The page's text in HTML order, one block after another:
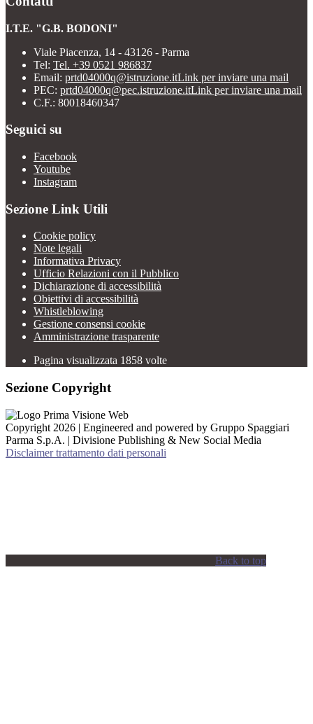
I.T.E. "G.B. BODONI"
Viale Piacenza, 14 - 43126 - Parma
Tel: Tel. +39 0521 986837
Email: prtd04000q@istruzione.itLink per inviare una mail
PEC: prtd04000q@pec.istruzione.itLink per inviare una mail
C.F.: 80018460347
Seguici su
Facebook
Youtube
Instagram
Sezione Link Utili
Cookie policy
Note legali
Informativa Privacy
Ufficio Relazioni con il Pubblico
Dichiarazione di accessibilità
Obiettivi di accessibilità
Whistleblowing
Gestione consensi cookie
Amministrazione trasparente
Pagina visualizzata 1858 volte
Sezione Copyright
Copyright 2026 | Engineered and powered by Gruppo Spaggiari
Parma S.p.A. | Divisione Publishing & New Social Media
Disclaimer trattamento dati personali
Back to top